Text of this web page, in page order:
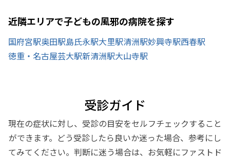
近隣エリアで子どもの風邪の病院を探す
国府宮駅奥田駅島氏永駅大里駅清洲駅妙興寺駅西春駅
徳重・名古屋芸大駅新清洲駅大山寺駅
受診ガイド
現在の症状に対し、受診の目安をセルフチェックすること
ができます。どう受診したら良いか迷った場合、参考にし
てみてください。判断に迷う場合は、お気軽にファストド